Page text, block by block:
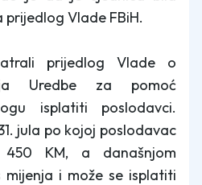
Vlade FBiH.
prijedlog Vlade o
Uredbe za pomoć
isplatiti poslodavci.
jula po kojoj poslodavac
KM, a današnjom
mijenja i može se isplatiti